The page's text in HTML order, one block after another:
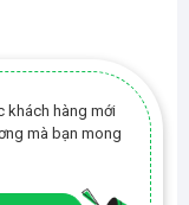
khách hàng mới
mà bạn mong